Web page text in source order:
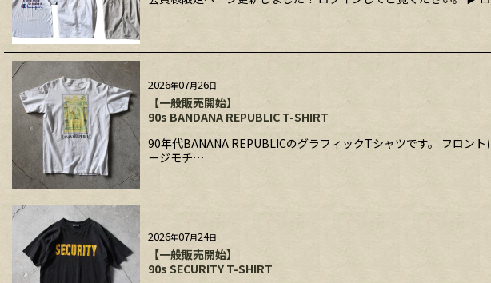
2026年07月26日
【一般販売開始】
90s BANDANA REPUBLIC T-SHIRT
90年代BANANA REPUBLICのグラフィックTシャツです。 フロン
ージモチ…
2026年07月24日
【一般販売開始】
90s SECURITY T-SHIRT